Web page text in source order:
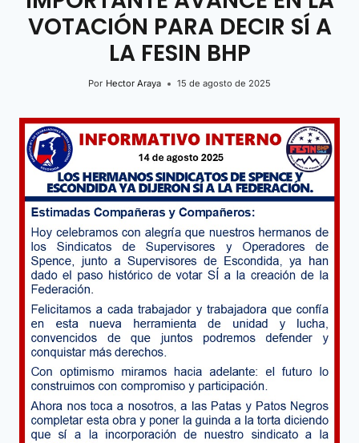
VOTACIÓN PARA DECIR SÍ A
LA FESIN BHP
Por Hector Araya 15 de agosto de 2025